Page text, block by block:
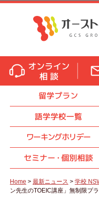
留学プラン
語学学校一覧
ワーキングホリデー
セミナー・ 個別相談
Home > 最新ニュース > 学校
ン先生のTOEIC講座」無制限プ